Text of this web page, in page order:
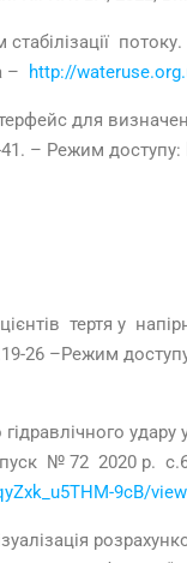
стабілізації
–
http://
для
– Режим
тертя у
26 –Режим
№ 72 2020 р.
9cB/